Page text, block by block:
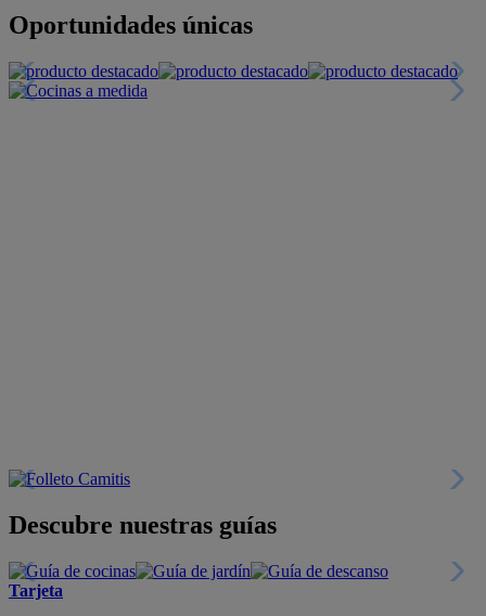
Oportunidades únicas
Descubre nuestras guías
Tarjeta